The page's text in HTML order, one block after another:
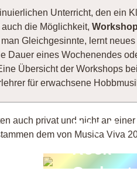
Unterricht, den ein
die Möglichkeit,
Gleichgesinnte, lernt
Dauer eines Wochenendes
Übersicht der Workshops
für erwachsene
auch privat und nicht an
dem von Musica Viva
Pop &
Rock